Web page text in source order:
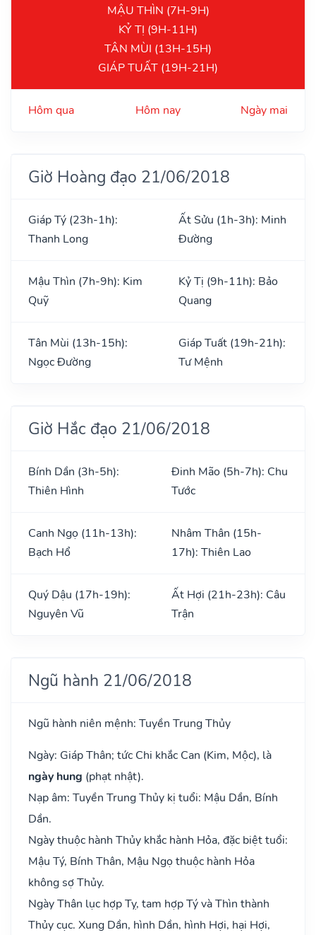
MẬU THÌN (7H-9H)
KỶ TỊ (9H-11H)
TÂN MÙI (13H-15H)
GIÁP TUẤT (19H-21H)
Hôm qua Hôm nay Ngày mai
Giờ Hoàng đạo 21/06/2018
Giáp Tý (23h-1h):
Thanh Long
Ất Sửu (1h-3h): Minh
Đường
Mậu Thìn (7h-9h): Kim
Quỹ
Kỷ Tị (9h-11h): Bảo
Quang
Tân Mùi (13h-15h):
Ngọc Đường
Giáp Tuất (19h-21h):
Tư Mệnh
Giờ Hắc đạo 21/06/2018
Bính Dần (3h-5h):
Thiên Hình
Đinh Mão (5h-7h): Chu
Tước
Canh Ngọ (11h-13h):
Bạch Hổ
Nhâm Thân (15h-
17h): Thiên Lao
Quý Dậu (17h-19h):
Nguyên Vũ
Ất Hợi (21h-23h): Câu
Trận
Ngũ hành 21/06/2018
Ngũ hành niên mệnh: Tuyền Trung Thủy
Ngày: Giáp Thân; tức Chi khắc Can (Kim, Mộc), là
ngày hung (phạt nhật).
Nạp âm: Tuyền Trung Thủy kị tuổi: Mậu Dần, Bính
Dần.
Ngày thuộc hành Thủy khắc hành Hỏa, đặc biệt tuổi:
Mậu Tý, Bính Thân, Mậu Ngọ thuộc hành Hỏa
không sợ Thủy.
Ngày Thân lục hợp Tỵ, tam hợp Tý và Thìn thành
Thủy cục. Xung Dần, hình Dần, hình Hợi, hại Hợi,